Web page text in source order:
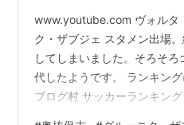
www.youtube.com ヴォルタ
ク・ザブジェ スタメン出場
してしまいました。そろそ
代したようです。 ランキン
ブログ村 サッカーランキング